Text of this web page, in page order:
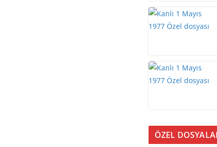
ÖZEL